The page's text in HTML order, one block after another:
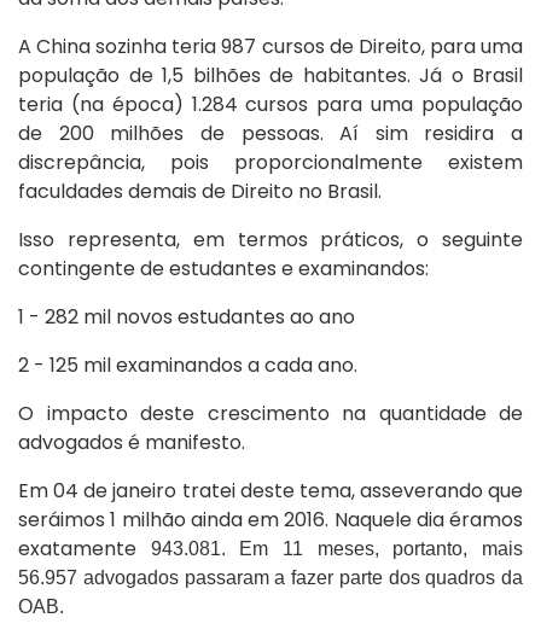
A China sozinha teria 987 cursos de Direito, para uma
população de 1,5 bilhões de habitantes. Já o Brasil
teria (na época) 1.284 cursos para uma população
de 200 milhões de pessoas. Aí sim residira a
discrepância, pois proporcionalmente existem
faculdades demais de Direito no Brasil.
Isso representa, em termos práticos, o seguinte
contingente de estudantes e examinandos:
1 - 282 mil novos estudantes ao ano
2 - 125 mil examinandos a cada ano.
O impacto deste crescimento na quantidade de
advogados é manifesto.
Em 04 de janeiro tratei deste tema, asseverando que
seráimos 1 milhão ainda em 2016. Naquele dia éramos
exatamente
943.081. Em 11 meses, portanto, mais
56.957 advogados passaram a fazer parte dos quadros da
OAB.